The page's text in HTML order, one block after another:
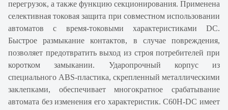
перегрузок, а также функцию секционирования. Применена
селективная токовая защита при совместном использовании
автоматов с время-токовыми характеристиками DC.
Быстрое размыкание контактов, в случае повреждения,
позволяет предотвратить выход из строя потребителей при
коротком замыкании. Ударопрочный корпус из
специального ABS-пластика, скрепленный металлическими
заклепками, обеспечивает многократное срабатывание
автомата без изменения его характеристик. C60H-DC имеет